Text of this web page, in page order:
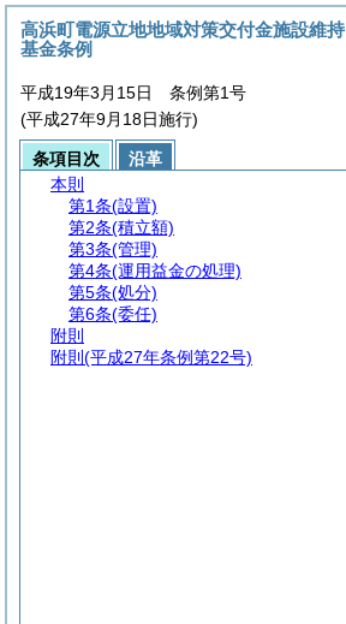
高浜町電源立地地域対策交付金施設維持
基金条例
平成19年3月15日 条例第1号
(平成27年9月18日施行)
条項目次
沿革
本則
第1条(設置)
第2条(積立額)
第3条(管理)
第4条(運用益金の処理)
第5条(処分)
第6条(委任)
附則
附則 (平成27年条例第22号)